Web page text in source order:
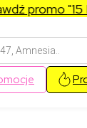
"15